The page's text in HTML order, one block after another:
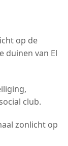
op de
duinen van El
club.
zonlicht op